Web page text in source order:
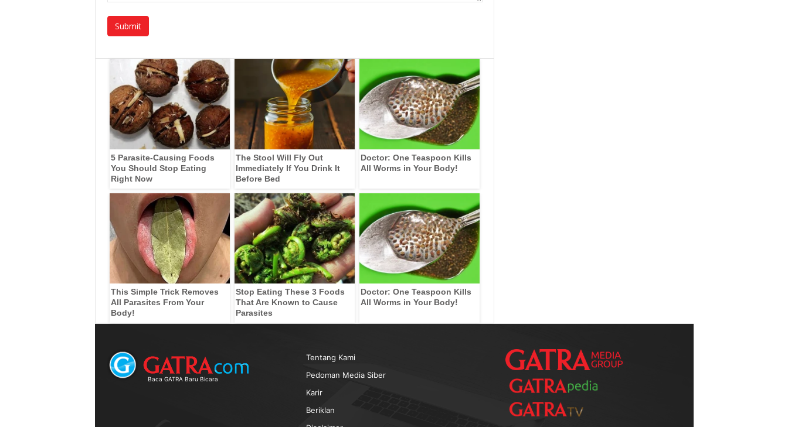
5 Parasite-Causing Foods
You Should Stop Eating
Right Now
The Stool Will Fly Out
Immediately If You Drink It
Before Bed
Doctor: One Teaspoon Kills
All Worms in Your Body!
This Simple Trick Removes
All Parasites From Your
Body!
Stop Eating These 3 Foods
That Are Known to Cause
Parasites
Doctor: One Teaspoon Kills
All Worms in Your Body!
Baca GATRA Baru Bicara
Tentang Kami
Pedoman Media Siber
Karir
Beriklan